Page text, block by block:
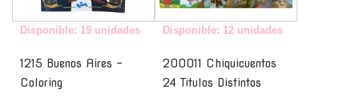
Disponible: 19 unidades
1215 Buenos Aires -
Coloring
Disponible: 12 unidades
200011 Chiquicuentos
24 Titulos Distintos